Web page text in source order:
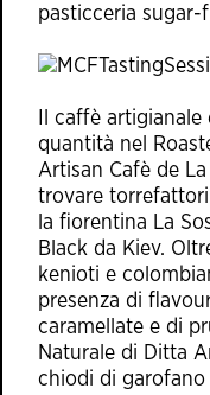
pasticceria sugar-
Il caffè
quantità nel
Artisan Cafè de
trovare
la fiorentina La
Black da Kiev.
kenioti e
presenza di
caramellate e di
Naturale di Ditta
chiodi di garofano